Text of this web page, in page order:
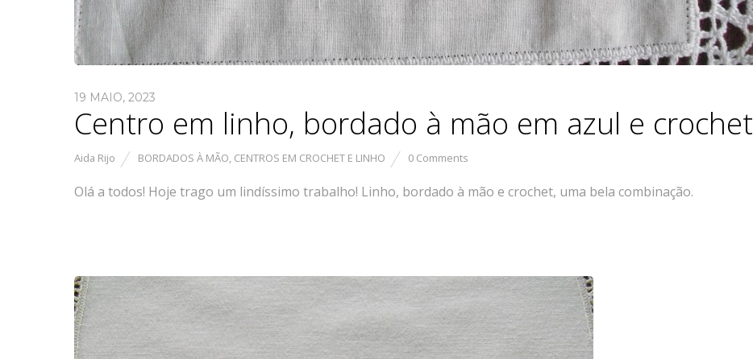
19 MAIO, 2023
Centro em linho, bordado à mão em azul e crochet
Aida Rijo BORDADOS À MÃO, CENTROS EM CROCHET E LINHO 0 Comments
Olá a todos! Hoje trago um lindíssimo trabalho! Linho, bordado à mão e crochet, uma bela combinação.